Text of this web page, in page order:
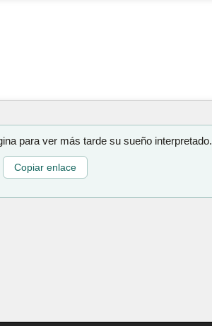
para ver más tarde su sueño interpretado.
Copiar enlace